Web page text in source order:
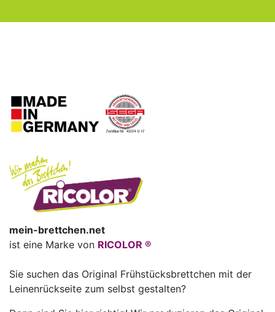
mein-brettchen.net
ist eine Marke von RICOLOR ®
Sie suchen das Original Frühstücksbrettchen mit der
Leinenrückseite zum selbst gestalten?